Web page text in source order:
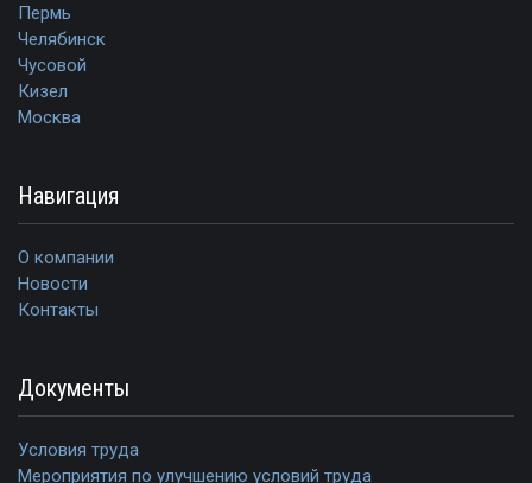
Пермь
Челябинск
Чусовой
Кизел
Москва
Навигация
О компании
Новости
Контакты
Документы
Условия труда
Мероприятия по улучшению условий труда